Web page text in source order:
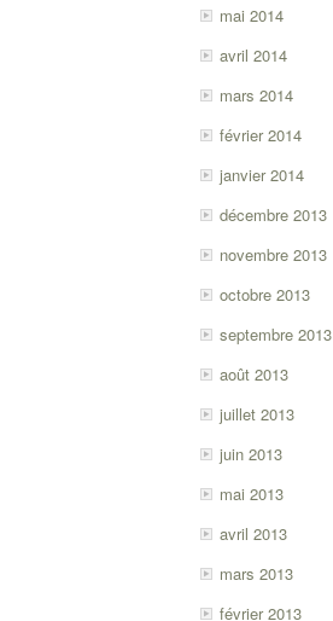
mai 2014
avril 2014
mars 2014
février 2014
janvier 2014
décembre 2013
novembre 2013
octobre 2013
septembre 2013
août 2013
juillet 2013
juin 2013
mai 2013
avril 2013
mars 2013
février 2013